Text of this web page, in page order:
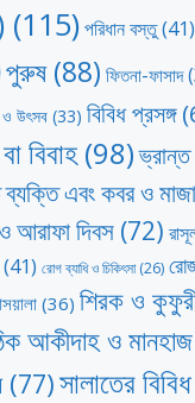
(115)পরিধান বস্তু(41)
পুরুষ(88) ফিতনা-ফাসাদ
ও উৎসব (33) বিবিধ প্রসঙ্গ
বিবাহ (98)
এবং কবর ও
আরাফা দিবস (72)
(41) রোগ ব্যাধি ও চিকিৎসা(26)
(36) শিরক ও
আকীদাহ ও মানহাজ
(77)সালাতের